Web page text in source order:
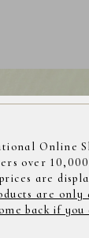
Online
over
are
are
back if